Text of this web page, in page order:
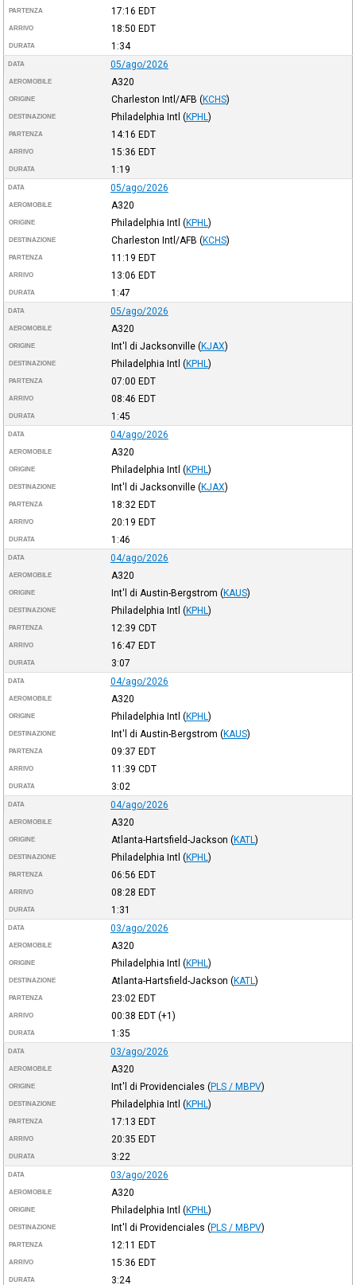
PARTENZA 17:16 EDT
ARRIVO 18:50 EDT
DURATA 1:34
DATA 05/ago/2026
AEROMOBILE A320
ORIGINE Charleston Intl/AFB (KCHS)
DESTINAZIONE Philadelphia Intl (KPHL )
PARTENZA 14:16 EDT
ARRIVO 15:36 EDT
DURATA 1:19
DATA 05/ago/2026
AEROMOBILE A320
ORIGINE Philadelphia Intl (KPHL )
DESTINAZIONE Charleston Intl/AFB (KCHS)
PARTENZA 11:19 EDT
ARRIVO 13:06 EDT
DURATA 1:47
DATA 05/ago/2026
AEROMOBILE A320
ORIGINE Int'l di Jacksonville (KJAX)
DESTINAZIONE Philadelphia Intl (KPHL )
PARTENZA 07:00 EDT
ARRIVO 08:46 EDT
DURATA 1:45
DATA 04/ago/2026
AEROMOBILE A320
ORIGINE Philadelphia Intl (KPHL )
DESTINAZIONE Int'l di Jacksonville (KJAX)
PARTENZA 18:32 EDT
ARRIVO 20:19 EDT
DURATA 1:46
DATA 04/ago/2026
AEROMOBILE A320
ORIGINE Int'l di Austin-Bergstrom (KAUS)
DESTINAZIONE Philadelphia Intl (KPHL )
PARTENZA 12:39 CDT
ARRIVO 16:47 EDT
DURATA 3:07
DATA 04/ago/2026
AEROMOBILE A320
ORIGINE Philadelphia Intl (KPHL )
DESTINAZIONE Int'l di Austin-Bergstrom (KAUS)
PARTENZA 09:37 EDT
ARRIVO 11:39 CDT
DURATA 3:02
DATA 04/ago/2026
AEROMOBILE A320
ORIGINE Atlanta-Hartsfield-Jackson (KATL )
DESTINAZIONE Philadelphia Intl (KPHL )
PARTENZA 06:56 EDT
ARRIVO 08:28 EDT
DURATA 1:31
DATA 03/ago/2026
AEROMOBILE A320
ORIGINE Philadelphia Intl (KPHL )
DESTINAZIONE Atlanta-Hartsfield-Jackson (KATL )
PARTENZA 23:02 EDT
ARRIVO 00:38 EDT(+1)
DURATA 1:35
DATA 03/ago/2026
AEROMOBILE A320
ORIGINE Int'l di Providenciales (PLS / MBPV)
DESTINAZIONE Philadelphia Intl (KPHL )
PARTENZA 17:13 EDT
ARRIVO 20:35 EDT
DURATA 3:22
DATA 03/ago/2026
AEROMOBILE A320
ORIGINE Philadelphia Intl (KPHL )
DESTINAZIONE Int'l di Providenciales (PLS / MBPV)
PARTENZA 12:11 EDT
ARRIVO 15:36 EDT
DURATA 3:24